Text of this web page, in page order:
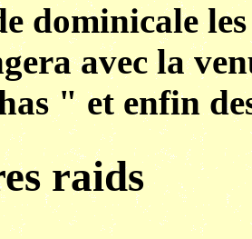
dominicale
avec la
" et enfin
raids